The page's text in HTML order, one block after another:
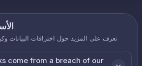
تعرف على المزيد حول اختراقات البيانات
come from a breach of our